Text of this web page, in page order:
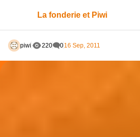
La fonderie et Piwi
piwi 220 016 Sep, 2011